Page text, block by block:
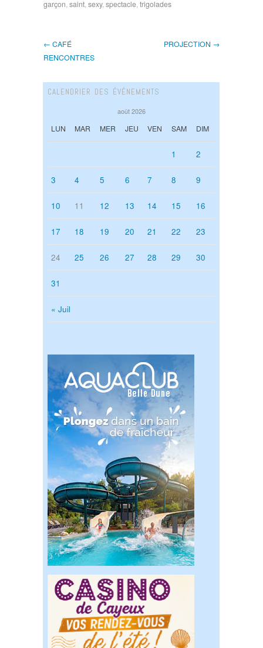
garçon,saint,sexy,spectacle,trigolades
← CAFÉ
RENCONTRES
PROJECTION →
CALENDRIER DES ÉVÉNEMENTS
août 2026
LUN MAR MER JEU VEN SAM DIM
« Juil
1 2
3 4 5 6 7 8 9
10 11 12 13 14 15 16
17 18 19 20 21 22 23
24 25 26 27 28 29 30
31